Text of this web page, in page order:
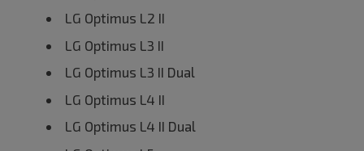
LG Optimus L2 II
LG Optimus L3 II
LG Optimus L3 II Dual
LG Optimus L4 II
LG Optimus L4 II Dual